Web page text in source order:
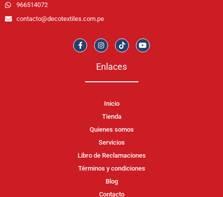
966514072
contacto@decotextiles.com.pe
Enlaces
Inicio
Tienda
Quienes somos
Servicios
Libro de Reclamaciones
Términos y condiciones
Blog
Contacto